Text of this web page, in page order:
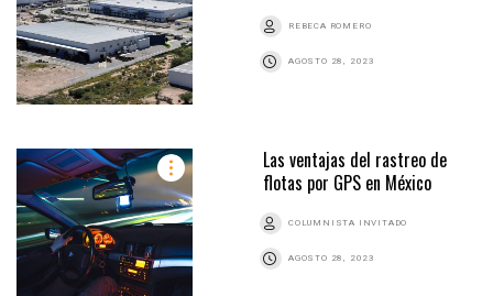
REBECA ROMERO
AGOSTO 28, 2023
Las ventajas del rastreo de
flotas por GPS en México
COLUMNISTA INVITADO
AGOSTO 28, 2023